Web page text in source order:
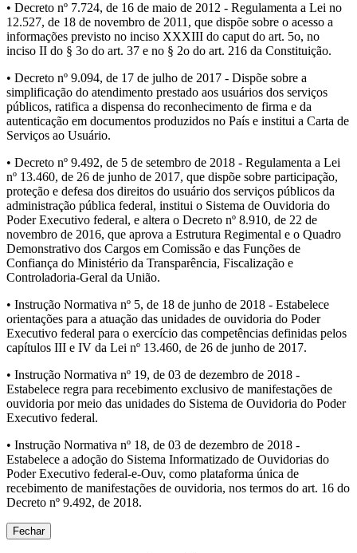
• Decreto nº 7.724, de 16 de maio de 2012 - Regulamenta a Lei no
12.527, de 18 de novembro de 2011, que dispõe sobre o acesso a
informações previsto no inciso XXXIII do caput do art. 5o, no
inciso II do § 3o do art. 37 e no § 2o do art. 216 da Constituição.
• Decreto nº 9.094, de 17 de julho de 2017 - Dispõe sobre a
simplificação do atendimento prestado aos usuários dos serviços
públicos, ratifica a dispensa do reconhecimento de firma e da
autenticação em documentos produzidos no País e institui a Carta de
Serviços ao Usuário.
• Decreto nº 9.492, de 5 de setembro de 2018 - Regulamenta a Lei
nº 13.460, de 26 de junho de 2017, que dispõe sobre participação,
proteção e defesa dos direitos do usuário dos serviços públicos da
administração pública federal, institui o Sistema de Ouvidoria do
Poder Executivo federal, e altera o Decreto nº 8.910, de 22 de
novembro de 2016, que aprova a Estrutura Regimental e o Quadro
Demonstrativo dos Cargos em Comissão e das Funções de
Confiança do Ministério da Transparência, Fiscalização e
Controladoria-Geral da União.
• Instrução Normativa nº 5, de 18 de junho de 2018 - Estabelece
orientações para a atuação das unidades de ouvidoria do Poder
Executivo federal para o exercício das competências definidas pelos
capítulos III e IV da Lei nº 13.460, de 26 de junho de 2017.
• Instrução Normativa nº 19, de 03 de dezembro de 2018 -
Estabelece regra para recebimento exclusivo de manifestações de
ouvidoria por meio das unidades do Sistema de Ouvidoria do Poder
Executivo federal.
• Instrução Normativa nº 18, de 03 de dezembro de 2018 -
Estabelece a adoção do Sistema Informatizado de Ouvidorias do
Poder Executivo federal-e-Ouv, como plataforma única de
recebimento de manifestações de ouvidoria, nos termos do art. 16 do
Decreto nº 9.492, de 2018.
Fechar